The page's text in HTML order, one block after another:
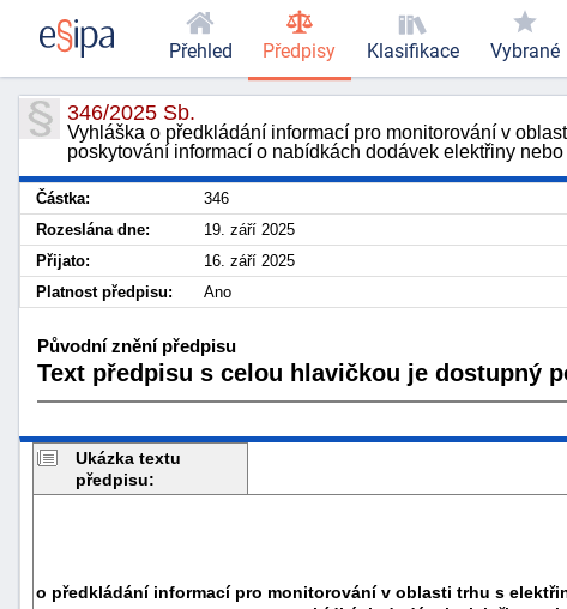
346/2025 Sb.
Vyhláška o předkládání informací pro monitorování v
poskytování informací o nabídkách dodávek elektřiny
Částka: 346
Rozeslána dne:
19. září 2025
Přijato:
16. září 2025
Platnost předpisu:
Ano
Původní znění předpisu
Text předpisu s celou hlavičkou je dostupný
Ukázka textu
předpisu:
o předkládání informací pro monitorování v oblasti trhu s
Přehled Předpisy Klasifikace Vybrané